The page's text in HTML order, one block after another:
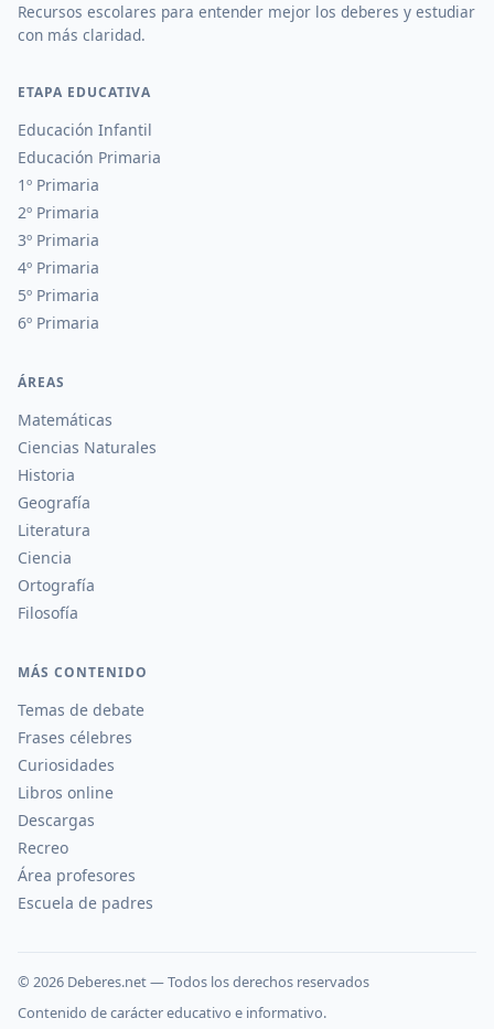
Recursos escolares para entender mejor los deberes y estudiar
con más claridad.
ETAPA EDUCATIVA
Educación Infantil
Educación Primaria
1º Primaria
2º Primaria
3º Primaria
4º Primaria
5º Primaria
6º Primaria
ÁREAS
Matemáticas
Ciencias Naturales
Historia
Geografía
Literatura
Ciencia
Ortografía
Filosofía
MÁS CONTENIDO
Temas de debate
Frases célebres
Curiosidades
Libros online
Descargas
Recreo
Área profesores
Escuela de padres
© 2026 Deberes.net — Todos los derechos reservados
Contenido de carácter educativo e informativo.